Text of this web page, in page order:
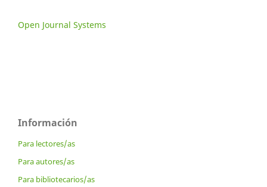
Open Journal Systems
Información
Para lectores/as
Para autores/as
Para bibliotecarios/as